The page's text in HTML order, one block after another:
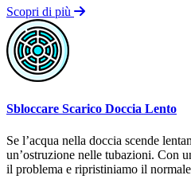
Scopri di più
Sbloccare Scarico Doccia Lento
Se l’acqua nella doccia scende
un’ostruzione nelle tubazioni. Con
il problema e ripristiniamo il